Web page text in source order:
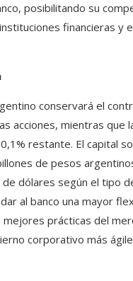
posibilitando su
financieras y
conservará el
acciones, mientras que
restante. El capital
de pesos
dólares según el tipo
al banco una mayor
mejores prácticas del
corporativo más